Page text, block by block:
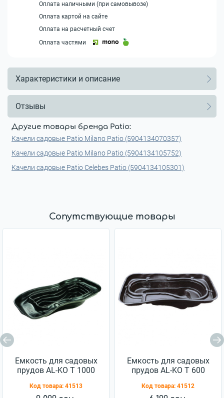
Оплата наличными (при самовывозе)
Оплата картой на сайте
Оплата на расчетный счет
Оплата частями
Характеристики и описание
Отзывы
Другие товары бренда Patio:
Качели садовые Patio Milano Patio (5904134070357)
Качели садовые Patio Milano Patio (5904134105752)
Качели садовые Patio Celebes Patio (5904134105301)
Сопутствующие товары
Емкость для садовых
прудов AL-KO T 1000
Код товара: 41513
Емкость для садовых
прудов AL-KO T 600
Код товара: 41512